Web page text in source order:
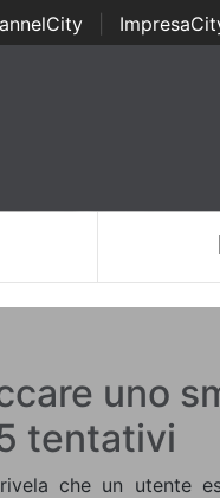
uno
tentativi
che un utente